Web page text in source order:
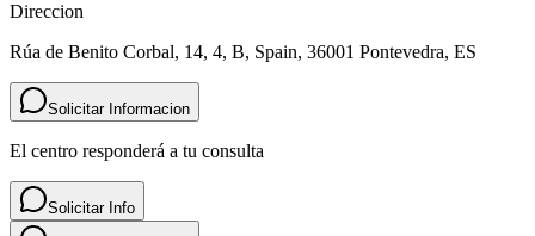
Direccion
Rúa de Benito Corbal, 14, 4, B, Spain, 36001 Pontevedra, ES
Solicitar Informacion
El centro responderá a tu consulta
Solicitar Info